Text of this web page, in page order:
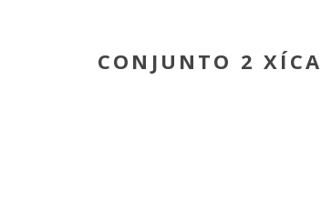
CONJUNTO 2